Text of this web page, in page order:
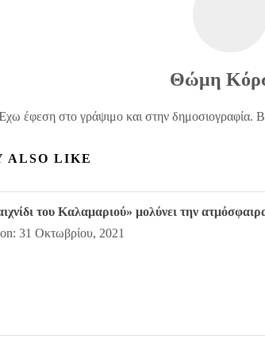
Θώμη
έφεση στο γράψιμο και στην δημοσιογραφία.
ALSO LIKE
του Καλαμαριού» μολύνει την
31 Οκτωβρίου, 2021